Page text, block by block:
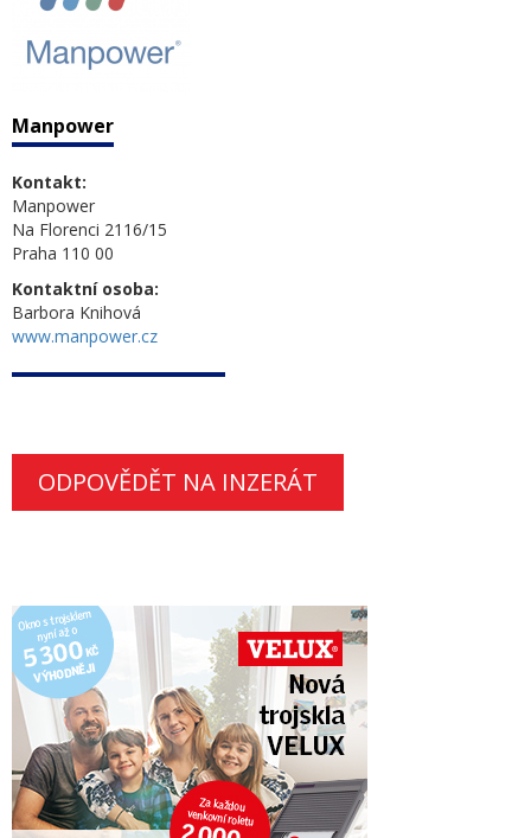
Manpower
Kontakt:
Manpower
Na Florenci 2116/15
Praha 110 00
Kontaktní osoba:
Barbora Knihová
www.manpower.cz
ODPOVĚDĚT NA INZERÁT